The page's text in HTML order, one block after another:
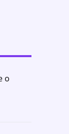
o